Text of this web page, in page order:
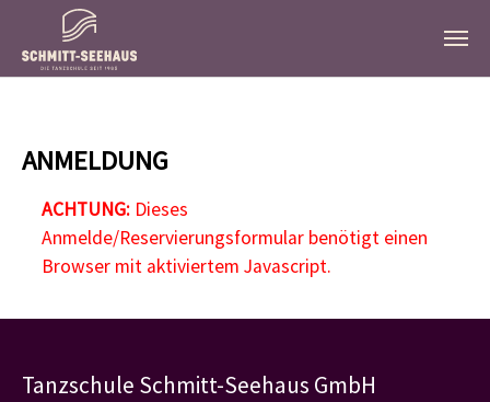
ANMELDUNG
ACHTUNG:Dieses
Anmelde/Reservierungsformular benötigt einen
Browser mit aktiviertem Javascript.
Tanzschule Schmitt-Seehaus GmbH